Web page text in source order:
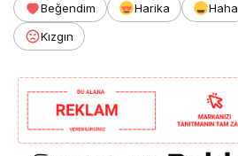
Beğendim Harika Haha
Kızgın